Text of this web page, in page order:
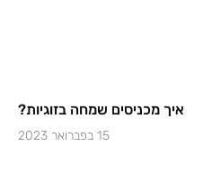
איך מכניסים שמחה בזוגיות?
15 בפברואר 2023